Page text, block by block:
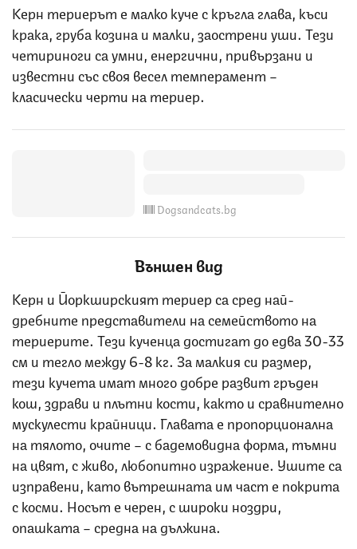
Керн териерът е малко куче с кръгла глава, къси
крака, груба козина и малки, заострени уши. Тези
четириноги са умни, енергични, привързани и
известни със своя весел темперамент –
класически черти на териер.
Dogsandcats.bg
Външен вид
Керн и Йоркширският териер са сред най-
дребните представители на семейството на
териерите. Тези кученца достигат до едва 30-33
см и тегло между 6-8 кг. За малкия си размер,
тези кучета имат много добре развит гръден
кош, здрави и плътни кости, както и сравнително
мускулести крайници. Главата е пропорционална
на тялото, очите – с бадемовидна форма, тъмни
на цвят, с живо, любопитно изражение. Ушите са
изправени, като вътрешната им част е покрита
с косми. Носът е черен, с широки ноздри,
опашката – средна на дължина.